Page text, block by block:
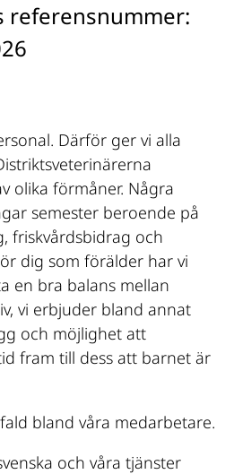
referensnummer:
Därför ger vi alla
olika förmåner. Några
semester beroende på
friskvårdsbidrag och
dig som förälder har vi
en bra balans mellan
vi erbjuder bland annat
och möjlighet att
fram till dess att barnet är
bland våra medarbetare.
och våra tjänster